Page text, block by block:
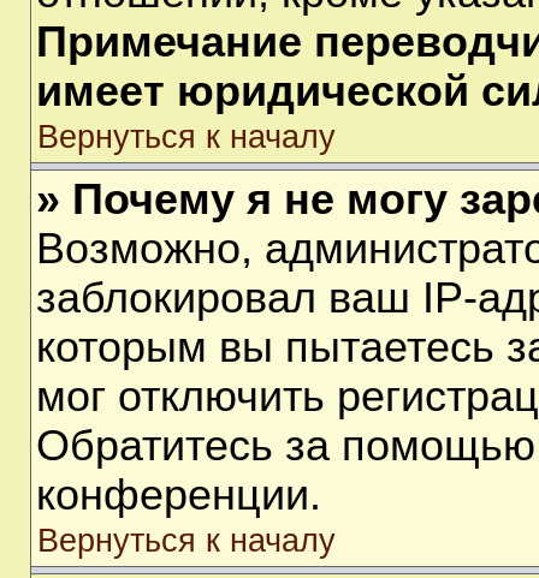
Примечание
имеет юридической
Вернуться к началу
» Почему я не могу
Возможно,
заблокировал ваш IP-
которым вы пытаетесь
мог отключить
Обратитесь за помощью
конференции.
Вернуться к началу